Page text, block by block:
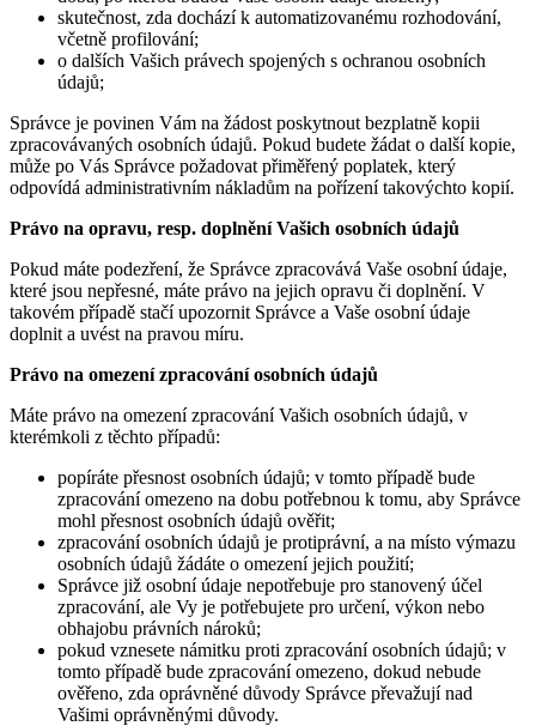
skutečnost, zda dochází k automatizovanému rozhodování,
včetně profilování;
o dalších Vašich právech spojených s ochranou osobních
údajů;
Správce je povinen Vám na žádost poskytnout bezplatně kopii
zpracovávaných osobních údajů. Pokud budete žádat o další kopie,
může po Vás Správce požadovat přiměřený poplatek, který
odpovídá administrativním nákladům na pořízení takovýchto kopií.
Právo na opravu, resp. doplnění Vašich osobních údajů
Pokud máte podezření, že Správce zpracovává Vaše osobní údaje,
které jsou nepřesné, máte právo na jejich opravu či doplnění. V
takovém případě stačí upozornit Správce a Vaše osobní údaje
doplnit a uvést na pravou míru.
Právo na omezení zpracování osobních údajů
Máte právo na omezení zpracování Vašich osobních údajů, v
kterémkoli z těchto případů:
popíráte přesnost osobních údajů; v tomto případě bude
zpracování omezeno na dobu potřebnou k tomu, aby Správce
mohl přesnost osobních údajů ověřit;
zpracování osobních údajů je protiprávní, a na místo výmazu
osobních údajů žádáte o omezení jejich použití;
Správce již osobní údaje nepotřebuje pro stanovený účel
zpracování, ale Vy je potřebujete pro určení, výkon nebo
obhajobu právních nároků;
pokud vznesete námitku proti zpracování osobních údajů; v
tomto případě bude zpracování omezeno, dokud nebude
ověřeno, zda oprávněné důvody Správce převažují nad
Vašimi oprávněnými důvody.